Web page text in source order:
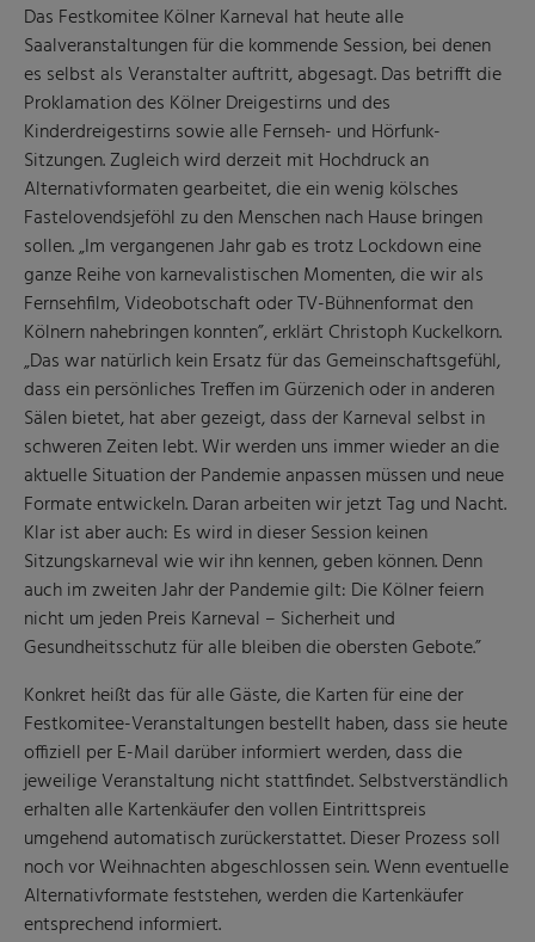
Das Festkomitee Kölner Karneval hat heute alle
Saalveranstaltungen für die kommende Session, bei denen
es selbst als Veranstalter auftritt, abgesagt. Das betrifft die
Proklamation des Kölner Dreigestirns und des
Kinderdreigestirns sowie alle Fernseh- und Hörfunk-
Sitzungen. Zugleich wird derzeit mit Hochdruck an
Alternativformaten gearbeitet, die ein wenig kölsches
Fastelovendsjeföhl zu den Menschen nach Hause bringen
sollen. „Im vergangenen Jahr gab es trotz Lockdown eine
ganze Reihe von karnevalistischen Momenten, die wir als
Fernsehfilm, Videobotschaft oder TV-Bühnenformat den
Kölnern nahebringen konnten”, erklärt Christoph Kuckelkorn.
„Das war natürlich kein Ersatz für das Gemeinschaftsgefühl,
dass ein persönliches Treffen im Gürzenich oder in anderen
Sälen bietet, hat aber gezeigt, dass der Karneval selbst in
schweren Zeiten lebt. Wir werden uns immer wieder an die
aktuelle Situation der Pandemie anpassen müssen und neue
Formate entwickeln. Daran arbeiten wir jetzt Tag und Nacht.
Klar ist aber auch: Es wird in dieser Session keinen
Sitzungskarneval wie wir ihn kennen, geben können. Denn
auch im zweiten Jahr der Pandemie gilt: Die Kölner feiern
nicht um jeden Preis Karneval – Sicherheit und
Gesundheitsschutz für alle bleiben die obersten Gebote.”
Konkret heißt das für alle Gäste, die Karten für eine der
Festkomitee-Veranstaltungen bestellt haben, dass sie heute
offiziell per E-Mail darüber informiert werden, dass die
jeweilige Veranstaltung nicht stattfindet. Selbstverständlich
erhalten alle Kartenkäufer den vollen Eintrittspreis
umgehend automatisch zurückerstattet. Dieser Prozess soll
noch vor Weihnachten abgeschlossen sein. Wenn eventuelle
Alternativformate feststehen, werden die Kartenkäufer
entsprechend informiert.